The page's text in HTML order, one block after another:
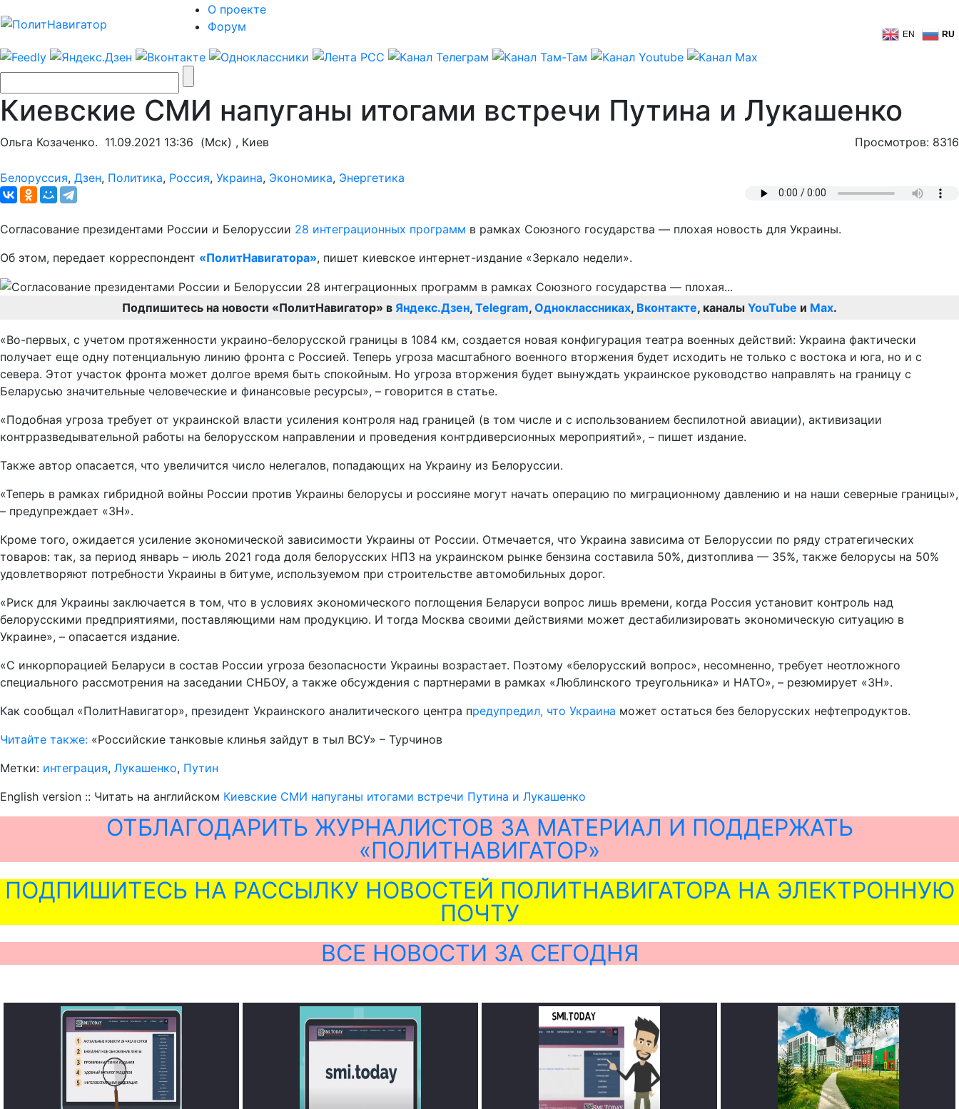
О проекте
Форум
EN RU
Киевские СМИ напуганы итогами встречи Путина и Лукашенко
Ольга Козаченко. 11.09.2021 13:36 (Мск) , Киев Просмотров: 8316
Белоруссия, Дзен, Политика, Россия, Украина, Экономика, Энергетика
Согласование президентами России и Белоруссии 28 интеграционных программ в рамках Союзного государства — плохая новость для Украины.
Об этом, передает корреспондент «ПолитНавигатора», пишет киевское интернет-издание «Зеркало недели».
Подпишитесь на новости «ПолитНавигатор» в Яндекс.Дзен, Telegram, Одноклассниках, Вконтакте, каналы YouTube и Max.
«Во-первых, с учетом протяженности украино-белорусской границы в 1084 км, создается новая конфигурация театра военных действий: Украина фактически
получает еще одну потенциальную линию фронта с Россией. Теперь угроза масштабного военного вторжения будет исходить не только с востока и юга, но и с
севера. Этот участок фронта может долгое время быть спокойным. Но угроза вторжения будет вынуждать украинское руководство направлять на границу с
Беларусью значительные человеческие и финансовые ресурсы», – говорится в статье.
«Подобная угроза требует от украинской власти усиления контроля над границей (в том числе и с использованием беспилотной авиации), активизации
контрразведывательной работы на белорусском направлении и проведения контрдиверсионных мероприятий», – пишет издание.
Также автор опасается, что увеличится число нелегалов, попадающих на Украину из Белоруссии.
«Теперь в рамках гибридной войны России против Украины белорусы и россияне могут начать операцию по миграционному давлению и на наши северные границы»,
– предупреждает «ЗН».
Кроме того, ожидается усиление экономической зависимости Украины от России. Отмечается, что Украина зависима от Белоруссии по ряду стратегических
товаров: так, за период январь – июль 2021 года доля белорусских НПЗ на украинском рынке бензина составила 50%, дизтоплива — 35%, также белорусы на 50%
удовлетворяют потребности Украины в битуме, используемом при строительстве автомобильных дорог.
«Риск для Украины заключается в том, что в условиях экономического поглощения Беларуси вопрос лишь времени, когда Россия установит контроль над
белорусскими предприятиями, поставляющими нам продукцию. И тогда Москва своими действиями может дестабилизировать экономическую ситуацию в
Украине», – опасается издание.
«С инкорпорацией Беларуси в состав России угроза безопасности Украины возрастает. Поэтому «белорусский вопрос», несомненно, требует неотложного
специального рассмотрения на заседании СНБОУ, а также обсуждения с партнерами в рамках «Люблинского треугольника» и НАТО», – резюмирует «ЗН».
Как сообщал «ПолитНавигатор», президент Украинского аналитического центра предупредил, что Украина может остаться без белорусских нефтепродуктов.
Читайте также: «Российские танковые клинья зайдут в тыл ВСУ» – Турчинов
Метки: интеграция, Лукашенко, Путин
English version :: Читать на английском Киевские СМИ напуганы итогами встречи Путина и Лукашенко
ОТБЛАГОДАРИТЬ ЖУРНАЛИСТОВ ЗА МАТЕРИАЛ И ПОДДЕРЖАТЬ
«ПОЛИТНАВИГАТОР»
ПОДПИШИТЕСЬ НА РАССЫЛКУ НОВОСТЕЙ ПОЛИТНАВИГАТОРА НА ЭЛЕКТРОННУЮ
ПОЧТУ
ВСЕ НОВОСТИ ЗА СЕГОДНЯ